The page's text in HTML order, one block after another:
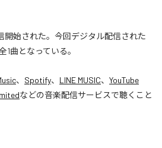
信開始された。今回デジタル配信された
1曲となっている。
、 Spotify、 LINE MUSIC、 YouTube
などの音楽配信サービスで聴くこと